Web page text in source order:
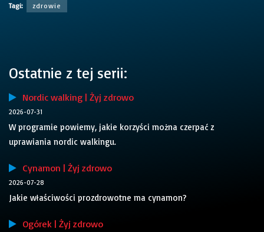
Tagi: zdrowie
Ostatnie z tej serii:
Nordic walking | Żyj zdrowo
2026-07-31
W programie powiemy, jakie korzyści można czerpać z
uprawiania nordic walkingu.
Cynamon | Żyj zdrowo
2026-07-28
Jakie właściwości prozdrowotne ma cynamon?
Ogórek | Żyj zdrowo